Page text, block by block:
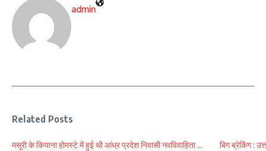
admin
Related Posts
मसूरी के कियाना होमस्टे में हुई थी आंध्र प्रदेश निवासी नवविवाहिता ... बिग ब्रेकिंग :